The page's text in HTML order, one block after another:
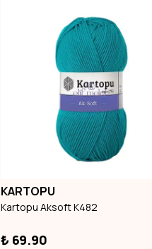
KARTOPU
Kartopu Aksoft K482
₺ 69.90